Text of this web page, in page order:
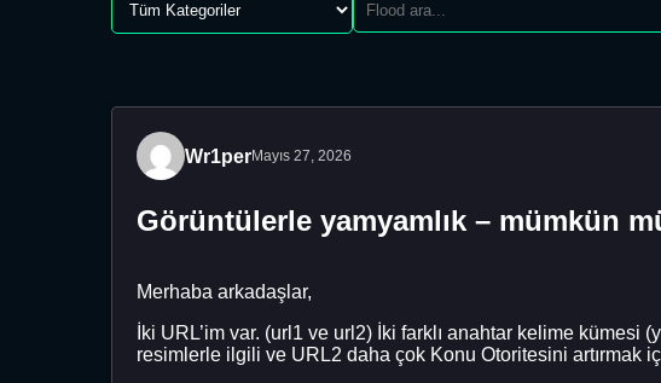
Wr1perMayıs 27, 2026
Görüntülerle yamyamlık – mümkün
Merhaba arkadaşlar,
İki URL’im var. (url1 ve url2) İki farklı anahtar kelime kümesi
resimlerle ilgili ve URL2 daha çok Konu Otoritesini artırmak